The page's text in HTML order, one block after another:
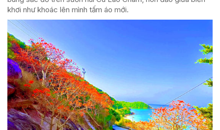
khơi như khoác lên mình tấm áo mới.